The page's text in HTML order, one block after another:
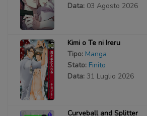
Data: 03 Agosto 2026
Kimi o Te ni Ireru
Tipo: Manga
Stato: Finito
Data: 31 Luglio 2026
Curveball and Splitter